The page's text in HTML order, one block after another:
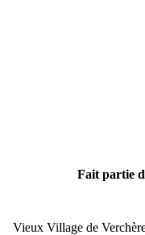
Fait partie
Vieux Village de